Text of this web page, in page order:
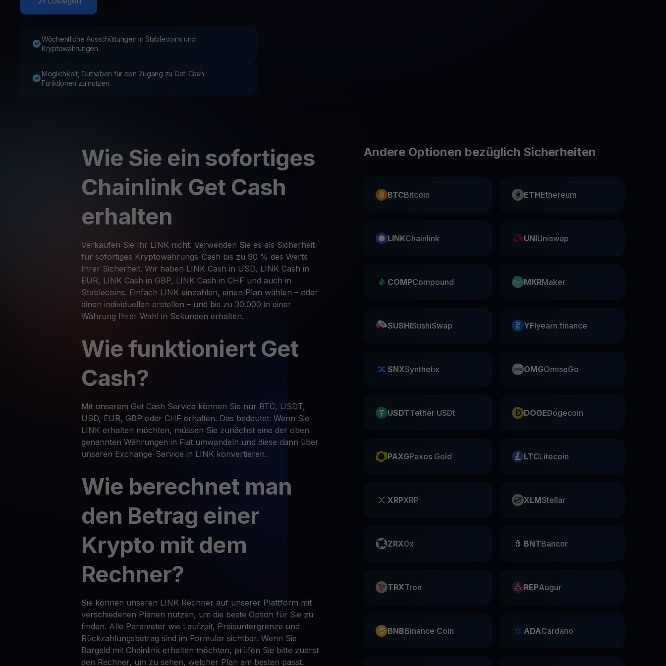
Web3 wallet
Wöchentliche Ausschüttungen in Stablecoins und
Kryptowährungen.
Möglichkeit, Guthaben für den Zugang zu Get-Cash-
Funktionen zu nutzen.
Wie Sie ein sofortiges
Chainlink Get Cash
erhalten
Verkaufen Sie Ihr LINK nicht. Verwenden Sie es als Sicherheit
für sofortiges Kryptowährungs-Cash bis zu 90 % des Werts
Ihrer Sicherheit. Wir haben LINK Cash in USD, LINK Cash in
EUR, LINK Cash in GBP, LINK Cash in CHF und auch in
Stablecoins. Einfach LINK einzahlen, einen Plan wählen – oder
einen individuellen erstellen – und bis zu 30.000 in einer
Währung Ihrer Wahl in Sekunden erhalten.
Wie funktioniert Get
Cash?
Mit unserem Get Cash Service können Sie nur BTC, USDT,
USD, EUR, GBP oder CHF erhalten. Das bedeutet: Wenn Sie
LINK erhalten möchten, müssen Sie zunächst eine der oben
genannten Währungen in Fiat umwandeln und diese dann über
unseren Exchange-Service in LINK konvertieren.
Wie berechnet man
den Betrag einer
Krypto mit dem
Rechner?
Sie können unseren LINK Rechner auf unserer Plattform mit
verschiedenen Plänen nutzen, um die beste Option für Sie zu
finden. Alle Parameter wie Laufzeit, Preisuntergrenze und
Rückzahlungsbetrag sind im Formular sichtbar. Wenn Sie
Bargeld mit Chainlink erhalten möchten, prüfen Sie bitte zuerst
den Rechner, um zu sehen, welcher Plan am besten passt.
Andere Optionen bezüglich Sicherheiten
BTCBitcoin ETHEthereum
LINKChainlink UNIUniswap
COMPCompound MKRMaker
SUSHISushiSwap YFIyearn.finance
SNXSynthetix OMGOmiseGo
USDTTether USDt DOGEDogecoin
PAXGPaxos Gold LTCLitecoin
XRPXRP XLMStellar
ZRX0x BNTBancor
TRXTron REPAugur
BNBBinance Coin ADACardano